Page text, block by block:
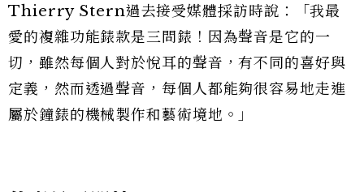
Thierry Stern過去接受媒體採訪時說：「我最
愛的複雜功能錶款是三問錶！因為聲音是它的一
切，雖然每個人對於悅耳的聲音，有不同的喜好與
定義，然而透過聲音，每個人都能夠很容易地走進
屬於鐘錶的機械製作和藝術境地。」